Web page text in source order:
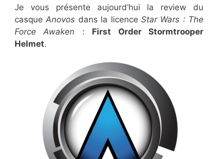
Je vous présente aujourd’hui la review du
casqueAnovos dans la licence Star Wars : The
Force Awaken : First Order Stormtrooper
Helmet.